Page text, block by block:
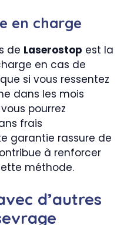
en charge
de Laserostop est la
en cas de
si vous ressentez
dans les mois
pourrez
frais
garantie rassure de
à renforcer
méthode.
d’autres